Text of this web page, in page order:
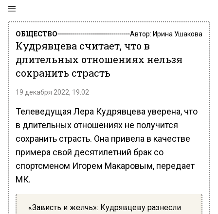
ОБЩЕСТВО Автор: Ирина Ушакова
Кудрявцева считает, что в
длительных отношениях нельзя
сохранить страсть
19 декабря 2022, 19:02
Телеведущая Лера Кудрявцева уверена, что
в длительных отношениях не получится
сохранить страсть. Она привела в качестве
примера свой десятилетний брак со
спортсменом Игорем Макаровым, передает
МК.
«Зависть и желчь»: Кудрявцеву разнесли